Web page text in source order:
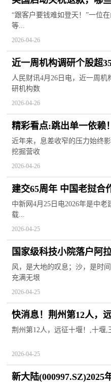
道
“跟客户要钱难如登天！”一位
等...
2026-04-26
近一周机构调研个股超
人民财讯4月26日电，近一周机
研机构数
2026-04-26
精彩看点:跳出单一依赖
合化服务
近年来，息差收窄的压力始终
挖掘营收
2026-04-26
建交65周年 中国老挝合
讯
中新网4月25日电2026年是中
载...
2026-04-25
国家级科技小院落户阿
梭梭变万亩绿洲
风，是大地的叹息；沙，是时
充满无垠
2026-04-25
快消息！荆州第12人，远
荆州第12人，远征十堰！,十堰
2026-04-25
新大陆(000997.SZ)2025